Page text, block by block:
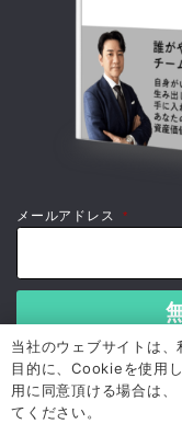
メールアドレス *
当社のウェブサイトは
目的に、Cookieを使用
用に同意頂ける場合は
てください。